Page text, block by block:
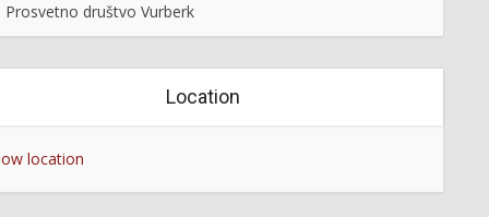
Prosvetno društvo Vurberk
Location
location